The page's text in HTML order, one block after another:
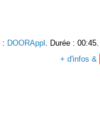
: DOORAppl . Durée : 00:45.
+ d'infos &